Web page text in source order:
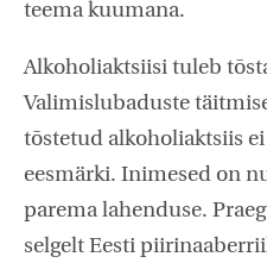
teema kuumana.
Alkoholiaktsiisi tuleb
Valimislubaduste
tõstetud alkoholiaktsiis
eesmärki. Inimesed on
parema lahenduse.
selgelt Eesti